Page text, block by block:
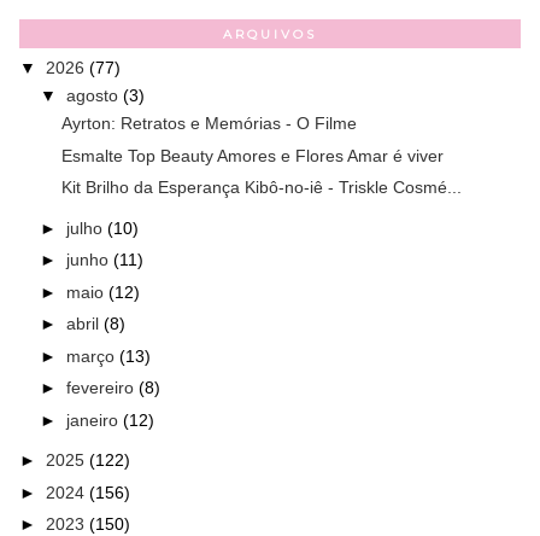
ARQUIVOS
▼ 2026 (77)
▼ agosto (3)
Ayrton: Retratos e Memórias - O Filme
Esmalte Top Beauty Amores e Flores Amar é viver
Kit Brilho da Esperança Kibô-no-iê - Triskle Cosmé...
► julho (10)
► junho (11)
► maio (12)
► abril (8)
► março (13)
► fevereiro (8)
► janeiro (12)
► 2025 (122)
► 2024 (156)
► 2023 (150)